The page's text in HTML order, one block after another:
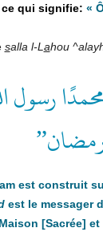
«
salla l-L ahou
رسول
رمضان”
est construit
est le messager
[Sacrée] et